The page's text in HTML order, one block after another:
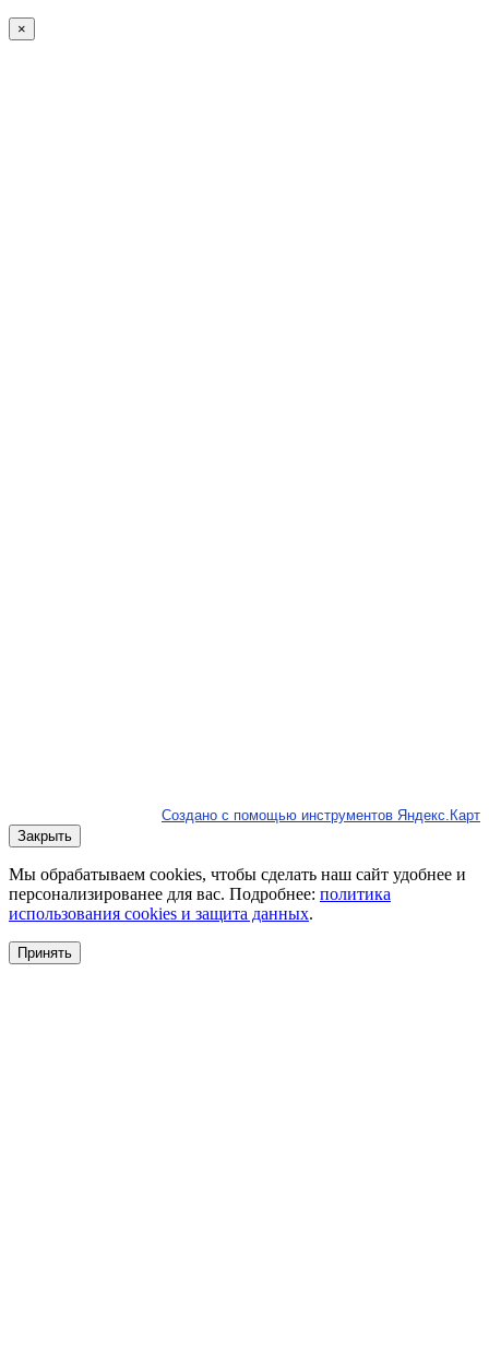
×
Создано с помощью инструментов Яндекс.Карт
Закрыть
Мы обрабатываем cookies, чтобы сделать наш сайт удобнее и
персонализированее для вас. Подробнее: политика
использования cookies и защита данных.
Принять